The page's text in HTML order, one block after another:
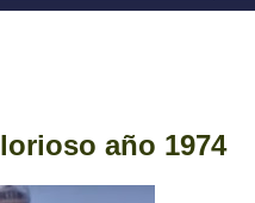
año 1974